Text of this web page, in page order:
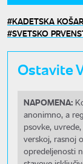
KADETSKA
SVETSKO
Ostavite
NAPOMENA:
anonimno, a
psovke,
verskoj, rasnoj
opredeljenosti